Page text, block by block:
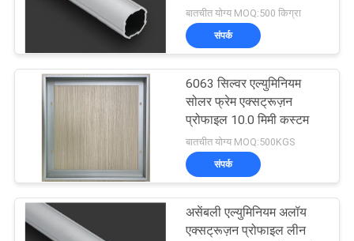
एक
उद्धरण
विनती
करे
बातचीत योग्य MOQ:500 किग्रा
संपर्क
6063 सिल्वर एल्युमिनियम
सोलर फ्रेम एक्सट्रूज़न
प्रोफाइल 10.0 मिमी कस्टम
बातचीत योग्य MOQ:500KGS
संपर्क
असेंबली एल्युमिनियम अलॉय
एक्सट्रूज़न प्रोफाइल लीन